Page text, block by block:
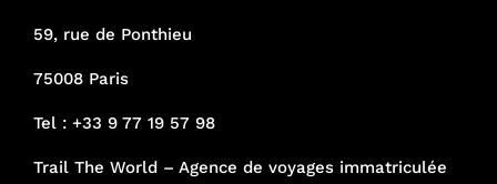
59, rue de Ponthieu
75008 Paris
Tel : +33 9 77 19 57 98
Trail The World – Agence de voyages immatriculée